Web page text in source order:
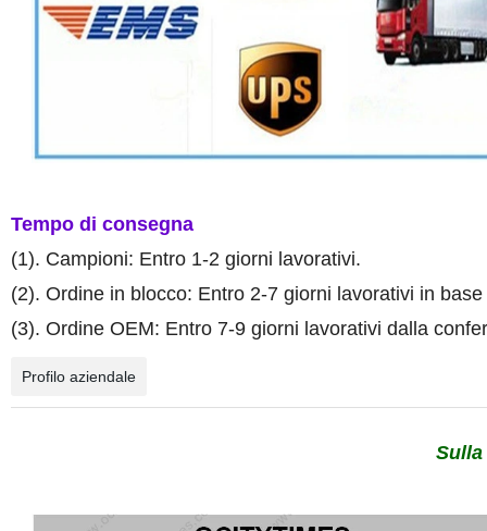
Tempo di consegna
(1). Campioni: Entro 1-2 giorni lavorativi.
(2). Ordine in blocco: Entro 2-7 giorni lavorativi in
(3). Ordine OEM: Entro 7-9 giorni lavorativi dalla
Profilo aziendale